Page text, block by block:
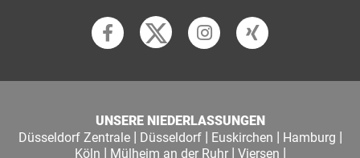
UNSERE NIEDERLASSUNGEN
Düsseldorf Zentrale| Düsseldorf| Euskirchen | Hamburg |
Köln | Mülheim an der Ruhr| Viersen |